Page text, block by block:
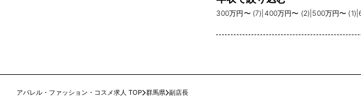
300万円〜 (7) 400万円〜 (2) 500万円〜 (1) |
アパレル・ファッション・コスメ求人 TOP 群馬県 副店長